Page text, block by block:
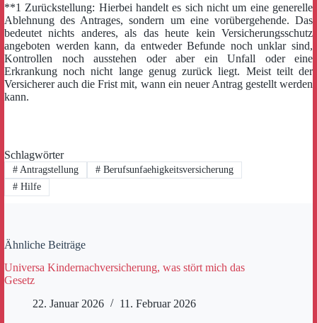
**1 Zurückstellung: Hierbei handelt es sich nicht um eine generelle
Ablehnung des Antrages, sondern um eine vorübergehende. Das
bedeutet nichts anderes, als das heute kein Versicherungsschutz
angeboten werden kann, da entweder Befunde noch unklar sind,
Kontrollen noch ausstehen oder aber ein Unfall oder eine
Erkrankung noch nicht lange genug zurück liegt. Meist teilt der
Versicherer auch die Frist mit, wann ein neuer Antrag gestellt werden
kann.
Schlagwörter
#Antragstellung #Berufsunfaehigkeitsversicherung
#Hilfe
Ähnliche Beiträge
Universa Kindernachversicherung, was stört mich das
Gesetz
22. Januar 2026
11. Februar 2026